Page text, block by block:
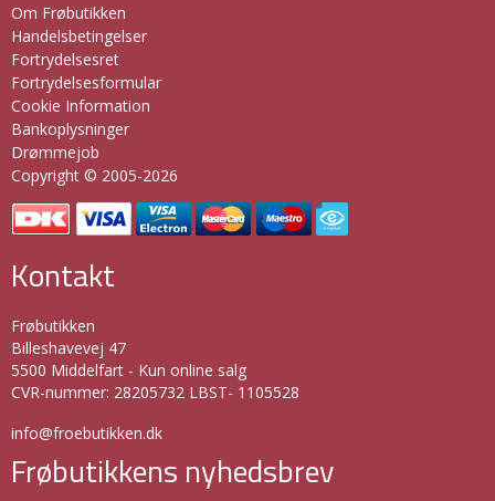
Om Frøbutikken
Handelsbetingelser
Fortrydelsesret
Fortrydelsesformular
Cookie Information
Bankoplysninger
Drømmejob
Copyright © 2005-2026
Kontakt
Frøbutikken
Billeshavevej 47
5500 Middelfart - Kun online salg
CVR-nummer: 28205732 LBST- 1105528
info@froebutikken.dk
Frøbutikkens nyhedsbrev